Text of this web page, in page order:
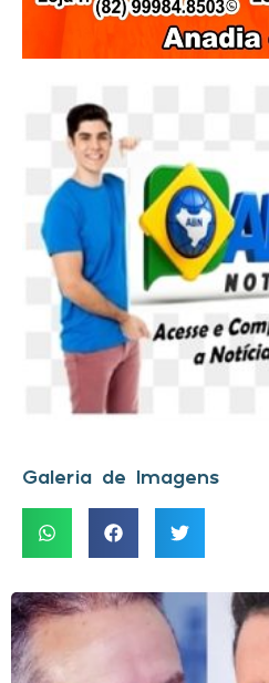
Galeria de Imagens